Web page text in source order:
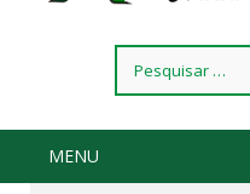
por:
MENU